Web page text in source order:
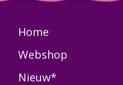
Home
Webshop
Nieuw*